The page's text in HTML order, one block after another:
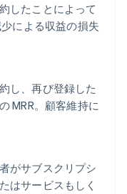
したことによって
による収益の損失
し、再び登録した
MRR。顧客維持に
がサブスクリプシ
はサービスもしく